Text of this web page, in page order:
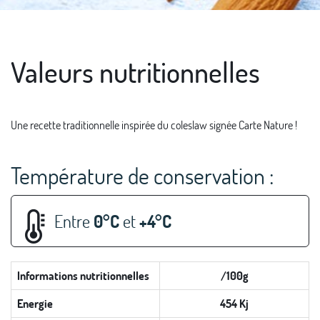
Valeurs nutritionnelles
Une recette traditionnelle inspirée du coleslaw signée Carte Nature !
Température de conservation :
Entre0°Cet+4°C
Informations nutritionnelles
/100g
Energie
454 Kj